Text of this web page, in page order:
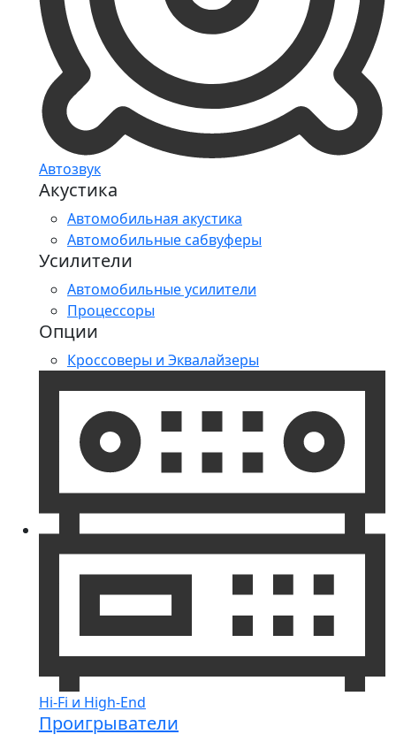
Автозвук
Акустика
Автомобильная акустика
Автомобильные сабвуферы
Усилители
Автомобильные усилители
Процессоры
Опции
Кроссоверы и Эквалайзеры
Hi-Fi и High-End
Проигрыватели